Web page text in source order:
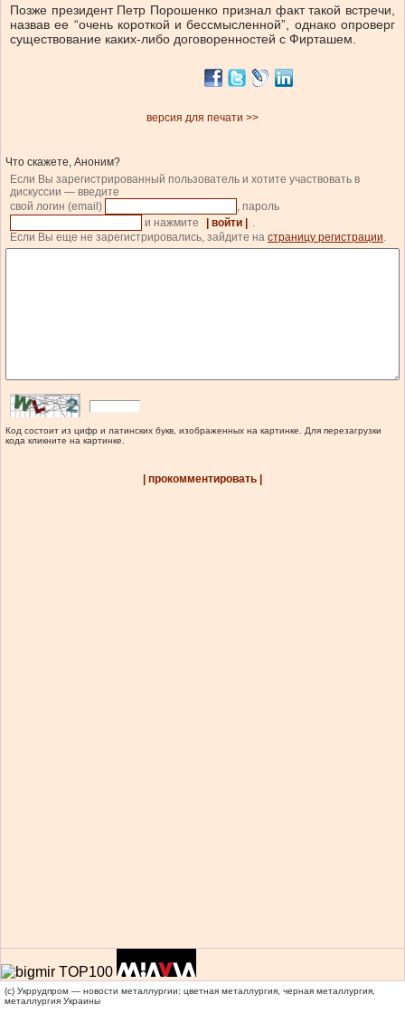
Позже президент Петр Порошенко признал факт такой встречи,
назвав ее “очень короткой и бессмысленной”, однако опроверг
существование каких-либо договоренностей с Фирташем.
версия для печати >>
Что скажете, Аноним?
Если Вы зарегистрированный пользователь и хотите участвовать в
дискуссии — введите
свой логин (email)
, пароль
и нажмите
| войти |
.
Если Вы еще не зарегистрировались, зайдите на страницу регистрации.
Код состоит из цифр и латинских букв, изображенных на картинке. Для перезагрузки
кода кликните на картинке.
| прокомментировать |
(c) Укррудпром — новости металлургии: цветная металлургия, черная металлургия,
металлургия Украины